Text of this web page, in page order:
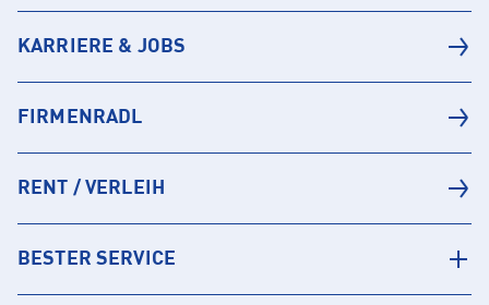
KARRIERE & JOBS
FIRMENRADL
RENT / VERLEIH
BESTER SERVICE